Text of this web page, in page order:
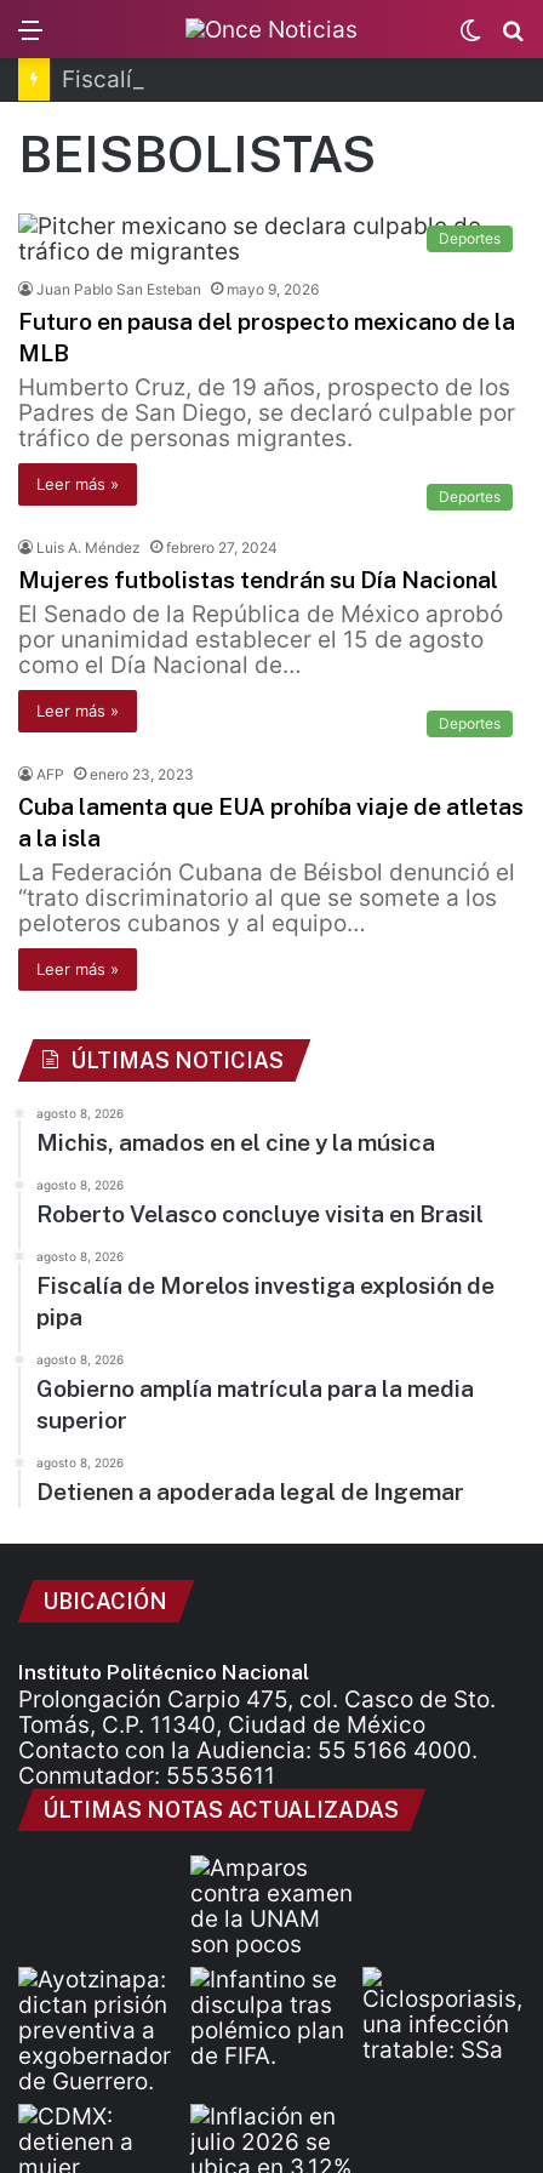
Switch
skin
BEISBOLISTAS
Deportes
Juan Pablo San Esteban mayo 9, 2026
Futuro en pausa del prospecto mexicano de la
MLB
Humberto Cruz, de 19 años, prospecto de los
Padres de San Diego, se declaró culpable por
tráfico de personas migrantes.
Leer más »
Deportes
Luis A. Méndez febrero 27, 2024
Mujeres futbolistas tendrán su Día Nacional
El Senado de la República de México aprobó
por unanimidad establecer el 15 de agosto
como el Día Nacional de…
Leer más »
Deportes
AFP enero 23, 2023
Cuba lamenta que EUA prohíba viaje de atletas
a la isla
La Federación Cubana de Béisbol denunció el
“trato discriminatorio al que se somete a los
peloteros cubanos y al equipo…
Leer más »
ÚLTIMAS NOTICIAS
agosto 8, 2026
Michis, amados en el cine y la música
agosto 8, 2026
Roberto Velasco concluye visita en Brasil
agosto 8, 2026
Fiscalía de Morelos investiga explosión de
pipa
agosto 8, 2026
Gobierno amplía matrícula para la media
superior
agosto 8, 2026
Detienen a apoderada legal de Ingemar
UBICACIÓN
Instituto Politécnico Nacional
Prolongación Carpio 475, col. Casco de Sto.
Tomás, C.P. 11340, Ciudad de México
Contacto con la Audiencia: 55 5166 4000.
Conmutador: 55535611
ÚLTIMAS NOTAS ACTUALIZADAS